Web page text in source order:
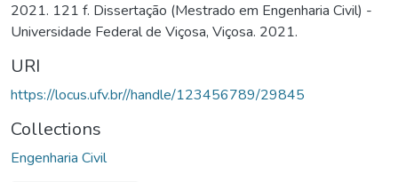
2021. 121 f. Dissertação (Mestrado em Engenharia Civil) -
Universidade Federal de Viçosa, Viçosa. 2021.
URI
https://locus.ufv.br//handle/123456789/29845
Collections
Engenharia Civil